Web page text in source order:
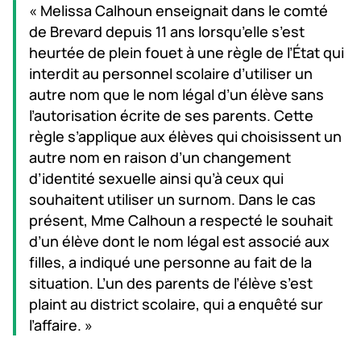
« Melissa Calhoun enseignait dans le comté
de Brevard depuis 11 ans lorsqu’elle s’est
heurtée de plein fouet à une règle de l’État qui
interdit au personnel scolaire d’utiliser un
autre nom que le nom légal d’un élève sans
l’autorisation écrite de ses parents. Cette
règle s’applique aux élèves qui choisissent un
autre nom en raison d’un changement
d’identité sexuelle ainsi qu’à ceux qui
souhaitent utiliser un surnom. Dans le cas
présent, Mme Calhoun a respecté le souhait
d’un élève dont le nom légal est associé aux
filles, a indiqué une personne au fait de la
situation. L’un des parents de l’élève s’est
plaint au district scolaire, qui a enquêté sur
l’affaire. »